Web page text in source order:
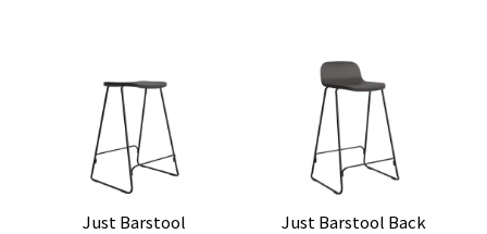
Just Barstool
Just Barstool Back